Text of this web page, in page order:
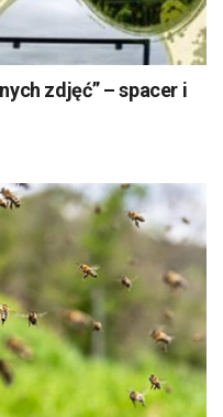
zdjęć” – spacer i